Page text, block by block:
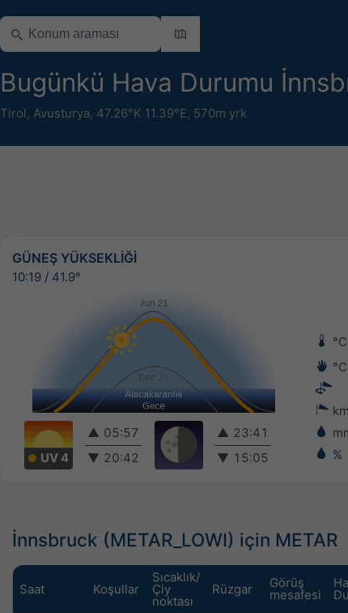
Bugünkü Hava Durumu
Tirol, Avusturya, 47.26°K 11.39°E, 570m yrk
GÜNEŞ YÜKSEKLIĞI
10:19 / 41.9°
UV 4
▲ 05:57
▼ 20:42
▲ 23:41
▼ 15:05
°C
°C
%
İnnsbruck (METAR_LOWI) için METAR
Saat Koşullar
Sıcaklık/
Çiy
noktası
Rüzgar Görüş
mesafesi